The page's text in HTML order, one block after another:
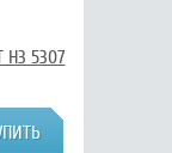
H3 5307